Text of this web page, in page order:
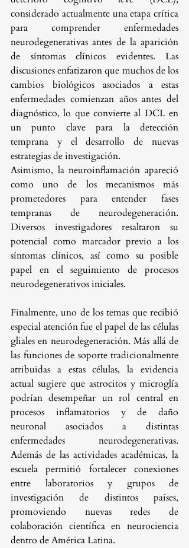
considerado actualmente una etapa crítica
para comprender enfermedades
neurodegenerativas antes de la aparición
de síntomas clínicos evidentes. Las
discusiones enfatizaron que muchos de los
cambios biológicos asociados a estas
enfermedades comienzan años antes del
diagnóstico, lo que convierte al DCL en
un punto clave para la detección
temprana y el desarrollo de nuevas
estrategias de investigación.
Asimismo, la neuroinflamación apareció
como uno de los mecanismos más
prometedores para entender fases
tempranas de neurodegeneración.
Diversos investigadores resaltaron su
potencial como marcador previo a los
síntomas clínicos, así como su posible
papel en el seguimiento de procesos
neurodegenerativos iniciales.
Finalmente, uno de los temas que recibió
especial atención fue el papel de las células
gliales en neurodegeneración. Más allá de
las funciones de soporte tradicionalmente
atribuidas a estas células, la evidencia
actual sugiere que astrocitos y microglía
podrían desempeñar un rol central en
procesos inflamatorios y de daño
neuronal asociados a distintas
enfermedades neurodegenerativas.
Además de las actividades académicas, la
escuela permitió fortalecer conexiones
entre laboratorios y grupos de
investigación de distintos países,
promoviendo nuevas redes de
colaboración científica en neurociencia
dentro de América Latina.